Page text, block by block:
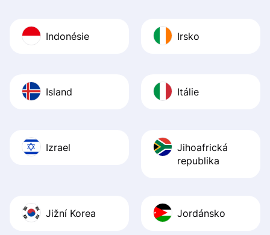
Indonésie Irsko
Island Itálie
Izrael
Jihoafrická
republika
Jižní Korea Jordánsko